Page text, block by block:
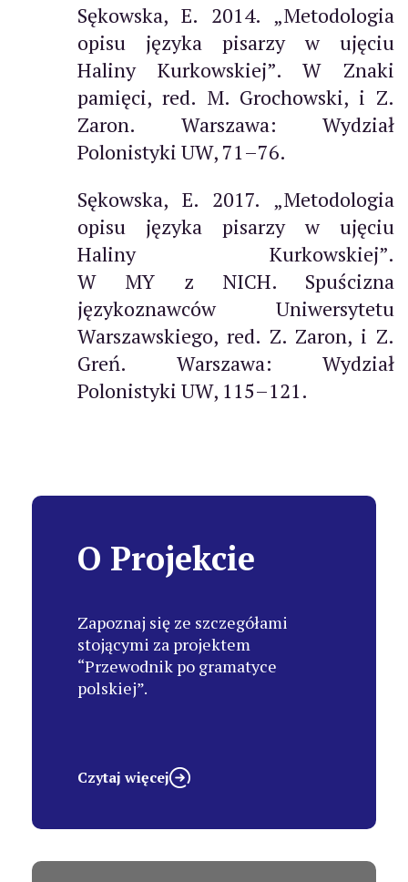
Sękowska, E. 2014. „Metodologia
opisu języka pisarzy w ujęciu
Haliny Kurkowskiej”. W Znaki
pamięci, red. M. Grochowski, i Z.
Zaron. Warszawa: Wydział
Polonistyki UW, 71–76.
Sękowska, E. 2017. „Metodologia
opisu języka pisarzy w ujęciu
Haliny Kurkowskiej”.
W MY z NICH. Spuścizna
językoznawców Uniwersytetu
Warszawskiego, red. Z. Zaron, i Z.
Greń. Warszawa: Wydział
Polonistyki UW, 115–121.
O Projekcie
Zapoznaj się ze szczegółami
stojącymi za projektem
“Przewodnik po gramatyce
polskiej”.
Czytaj więcej